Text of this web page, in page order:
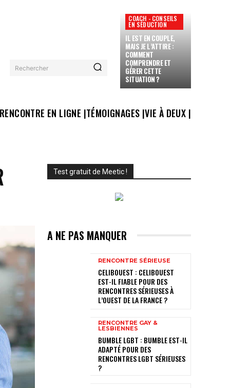
Rechercher
COACH - CONSEILS
EN SÉDUCTION
IL EST EN COUPLE,
MAIS JE L’ATTIRE :
COMMENT
COMPRENDRE ET
GÉRER CETTE
SITUATION ?
RENCONTRE EN LIGNE |TÉMOIGNAGES |VIE À DEUX |
Test gratuit de Meetic !
A NE PAS MANQUER
RENCONTRE SÉRIEUSE
CELIBOUEST : CELIBOUEST
EST-IL FIABLE POUR DES
RENCONTRES SÉRIEUSES À
L’OUEST DE LA FRANCE ?
RENCONTRE GAY &
LESBIENNES
BUMBLE LGBT : BUMBLE EST-IL
ADAPTÉ POUR DES
RENCONTRES LGBT SÉRIEUSES
?